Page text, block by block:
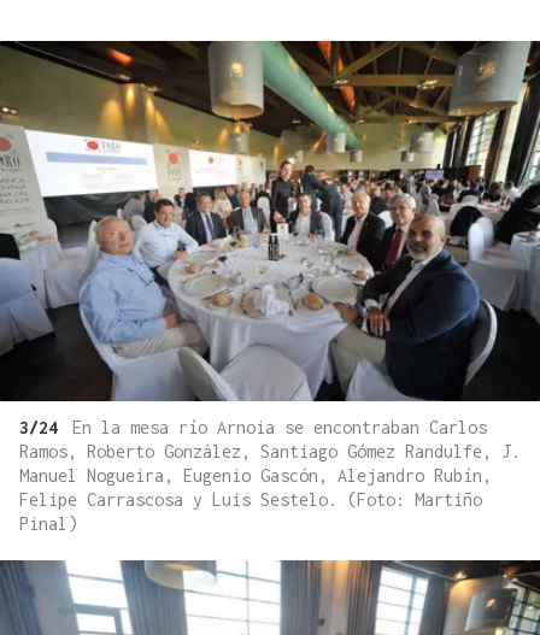
3/24
En la mesa río Arnoia se encontraban Carlos
Ramos, Roberto González, Santiago Gómez Randulfe, J.
Manuel Nogueira, Eugenio Gascón, Alejandro Rubín,
Felipe Carrascosa y Luis Sestelo. (Foto: Martiño
Pinal)